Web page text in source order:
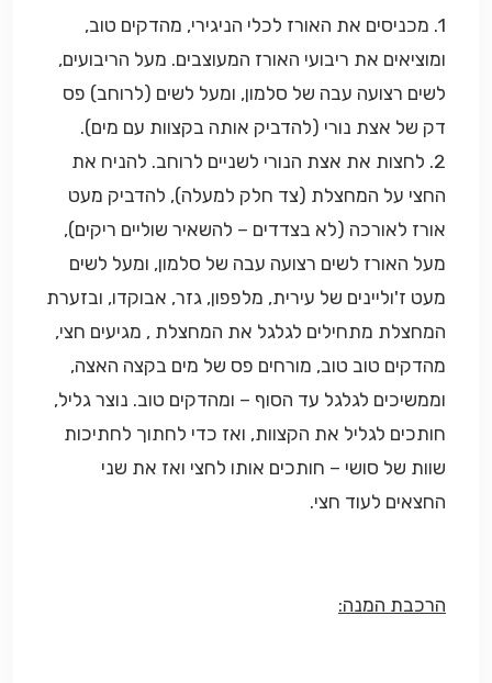
1. מכניסים את האורז לכלי הניגירי, מהדקים טוב,
ומוציאים את ריבועי האורז המעוצבים. מעל הריבועים,
לשים רצועה עבה של סלמון, ומעל לשים (לרוחב) פס
דק של אצת נורי (להדביק אותה בקצוות עם מים).
2. לחצות את אצת הנורי לשניים לרוחב. להניח את
החצי על המחצלת (צד חלק למעלה), להדביק מעט
אורז לאורכה (לא בצדדים – להשאיר שוליים ריקים),
מעל האורז לשים רצועה עבה של סלמון, ומעל לשים
מעט ז'וליינים של עירית, מלפפון, גזר, אבוקדו, ובזערת
המחצלת מתחילים לגלגל את המחצלת , מגיעים חצי,
מהדקים טוב טוב, מורחים פס של מים בקצה האצה,
וממשיכים לגלגל עד הסוף – ומהדקים טוב. נוצר גליל,
חותכים לגליל את הקצוות, ואז כדי לחתוך לחתיכות
שוות של סושי – חותכים אותו לחצי ואז את שני
החצאים לעוד חצי.
הרכבת המנה: